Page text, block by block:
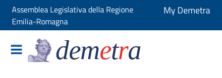
Assemblea Legislativa della Regione
Emilia-Romagna
My Demetra
demetra